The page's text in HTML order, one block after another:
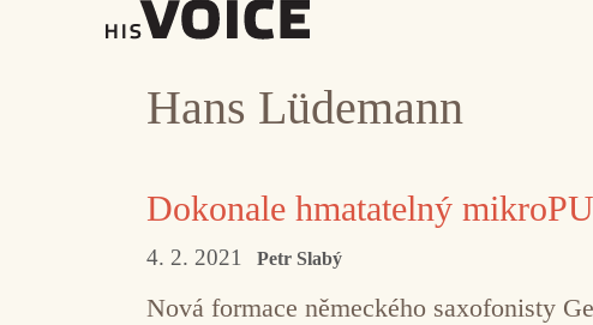
Hans Lüdemann
Dokonale hmatatelný
4. 2. 2021 Petr Slabý
Nová formace německého saxofonisty